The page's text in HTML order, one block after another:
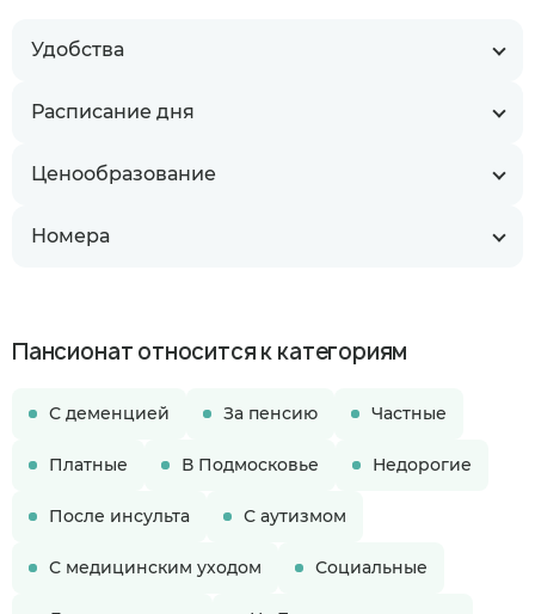
Удобства
Расписание дня
Ценообразование
Номера
Пансионат относится к категориям
С деменцией За пенсию Частные
Платные В Подмосковье Недорогие
После инсульта С аутизмом
С медицинским уходом Социальные